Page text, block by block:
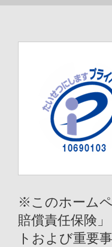
※このホーム
賠償責任保険
トおよび重要